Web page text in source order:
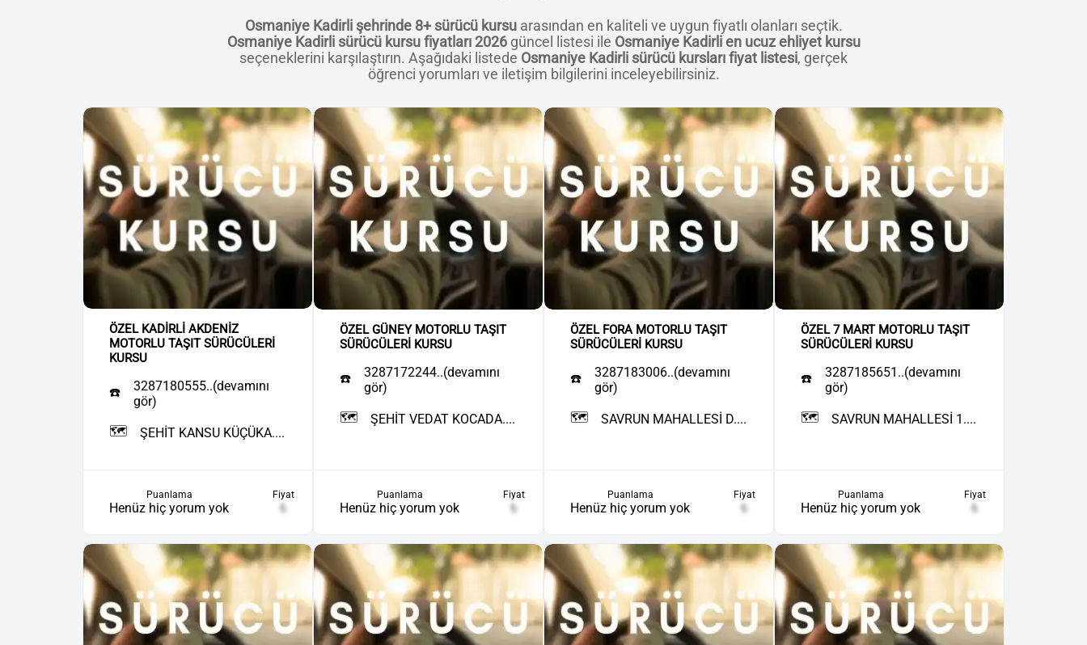
Osmaniye Kadirli şehrinde 8+ sürücü kursuarasından en kaliteli ve uygun fiyatlı olanları seçtik.
Osmaniye Kadirli sürücü kursu fiyatları 2026güncel listesi ile Osmaniye Kadirli en ucuz ehliyet kursu
seçeneklerini karşılaştırın. Aşağıdaki listede Osmaniye Kadirli sürücü kursları fiyat listesi, gerçek
öğrenci yorumları ve iletişim bilgilerini inceleyebilirsiniz.
ÖZEL KADİRLİ AKDENİZ
MOTORLU TAŞIT SÜRÜCÜLERİ
KURSU
☎️
3287180555..(devamını
gör)
🗺️
ŞEHİT KANSU KÜÇÜKA....
Puanlama
Henüz hiç yorum yok
Fiyat
₺
ÖZEL GÜNEY MOTORLU TAŞIT
SÜRÜCÜLERİ KURSU
☎️
3287172244..(devamını
gör)
🗺️
ŞEHİT VEDAT KOCADA....
Puanlama
Henüz hiç yorum yok
Fiyat
₺
ÖZEL FORA MOTORLU TAŞIT
SÜRÜCÜLERİ KURSU
☎️
3287183006..(devamını
gör)
🗺️
SAVRUN MAHALLESİ D....
Puanlama
Henüz hiç yorum yok
Fiyat
₺
ÖZEL 7 MART MOTORLU TAŞIT
SÜRÜCÜLERİ KURSU
☎️
3287185651..(devamını
gör)
🗺️
SAVRUN MAHALLESİ 1....
Puanlama
Henüz hiç yorum yok
Fiyat
₺